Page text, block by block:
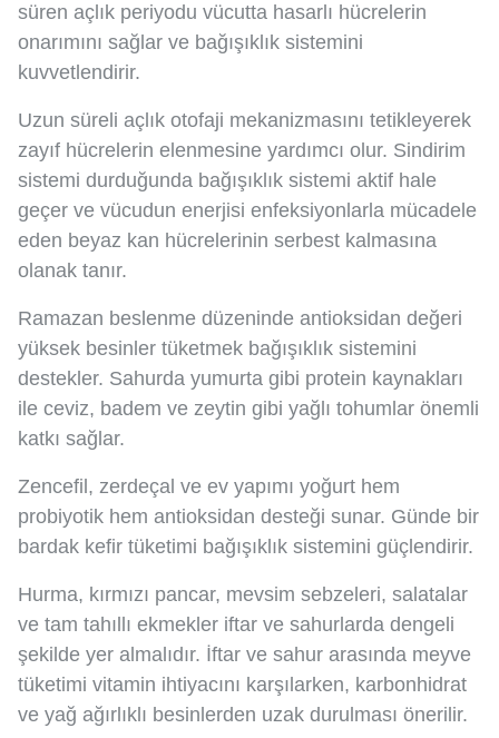
süren açlık periyodu vücutta hasarlı hücrelerin
onarımını sağlar ve bağışıklık sistemini
kuvvetlendirir.
Uzun süreli açlık otofaji mekanizmasını tetikleyerek
zayıf hücrelerin elenmesine yardımcı olur. Sindirim
sistemi durduğunda bağışıklık sistemi aktif hale
geçer ve vücudun enerjisi enfeksiyonlarla mücadele
eden beyaz kan hücrelerinin serbest kalmasına
olanak tanır.
Ramazan beslenme düzeninde antioksidan değeri
yüksek besinler tüketmek bağışıklık sistemini
destekler. Sahurda yumurta gibi protein kaynakları
ile ceviz, badem ve zeytin gibi yağlı tohumlar önemli
katkı sağlar.
Zencefil, zerdeçal ve ev yapımı yoğurt hem
probiyotik hem antioksidan desteği sunar. Günde bir
bardak kefir tüketimi bağışıklık sistemini güçlendirir.
Hurma, kırmızı pancar, mevsim sebzeleri, salatalar
ve tam tahıllı ekmekler iftar ve sahurlarda dengeli
şekilde yer almalıdır. İftar ve sahur arasında meyve
tüketimi vitamin ihtiyacını karşılarken, karbonhidrat
ve yağ ağırlıklı besinlerden uzak durulması önerilir.